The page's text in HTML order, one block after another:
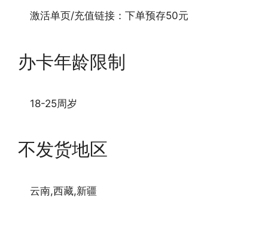
激活单页/充值链接：下单预存50元
办卡年龄限制
18-25周岁
不发货地区
云南,西藏,新疆